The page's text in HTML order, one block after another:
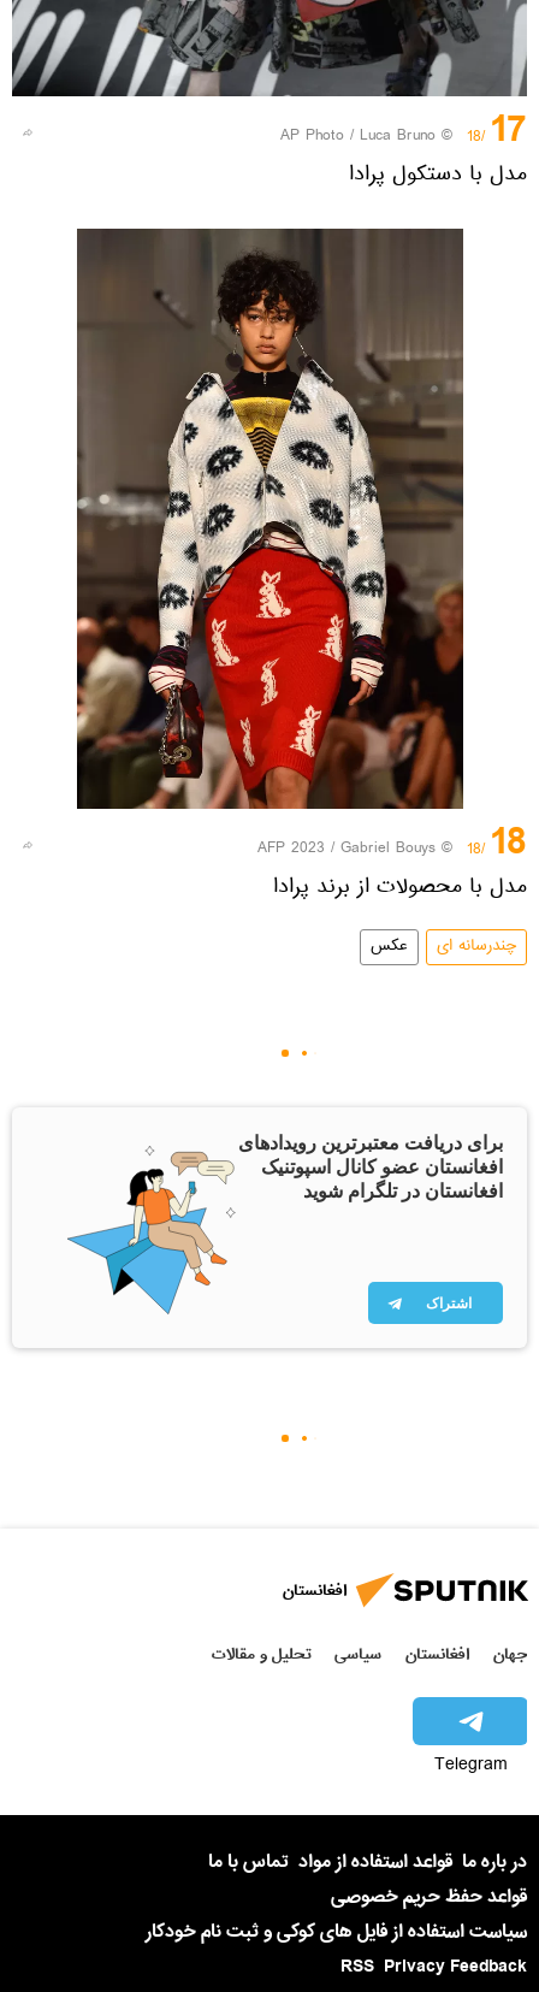
17
/18
© AP Photo / Luca Bruno
مدل با دستکول پرادا
18
/18
© AFP 2023 / Gabriel Bouys
مدل با محصولات از برند پرادا
چندرسانه ای عکس
برای دریافت معتبرترین رویدادهای
افغانستان عضو کانال اسپوتنیک
افغانستان در تلگرام شوید
اشتراک
افغانستان
جهان افغانستان سیاسی تحلیل و مقالات
Telegram
در باره ما قواعد استفاده از مواد تماس با ما
قواعد حفظ حریم خصوصی
سیاست استفاده از فایل های کوکی و ثبت نام خودکار
Privacy Feedback
RSS